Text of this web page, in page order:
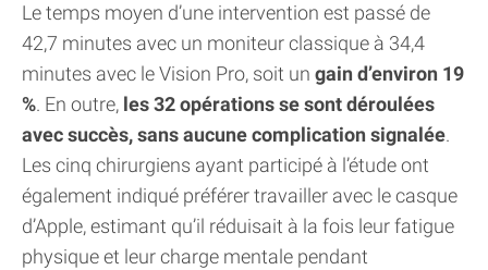
Le temps moyen d’une intervention est passé de
42,7 minutes avec un moniteur classique à 34,4
minutes avec le Vision Pro, soit un gain d’environ 19
%. En outre, les 32 opérations se sont déroulées
avec succès, sans aucune complication signalée.
Les cinq chirurgiens ayant participé à l’étude ont
également indiqué préférer travailler avec le casque
d’Apple, estimant qu’il réduisait à la fois leur fatigue
physique et leur charge mentale pendant